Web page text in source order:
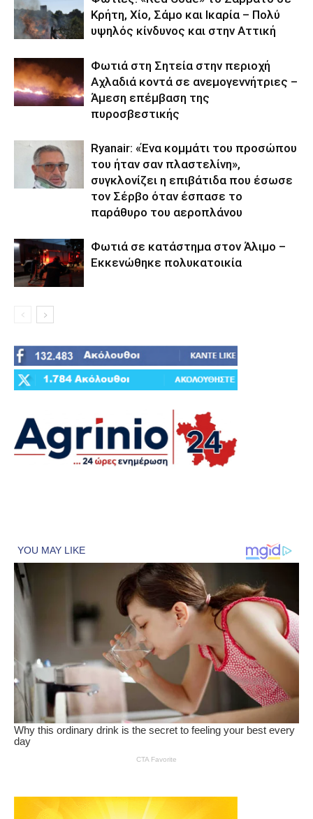
Κρήτη, Χίο, Σάμο και Ικαρία – Πολύ
υψηλός κίνδυνος και στην Αττική
Φωτιά στη Σητεία στην περιοχή
Αχλαδιά κοντά σε ανεμογεννήτριες –
Άμεση επέμβαση της
πυροσβεστικής
Ryanair: «Ένα κομμάτι του προσώπου
του ήταν σαν πλαστελίνη»,
συγκλονίζει η επιβάτιδα που έσωσε
τον Σέρβο όταν έσπασε το
παράθυρο του αεροπλάνου
Φωτιά σε κατάστημα στον Άλιμο –
Εκκενώθηκε πολυκατοικία